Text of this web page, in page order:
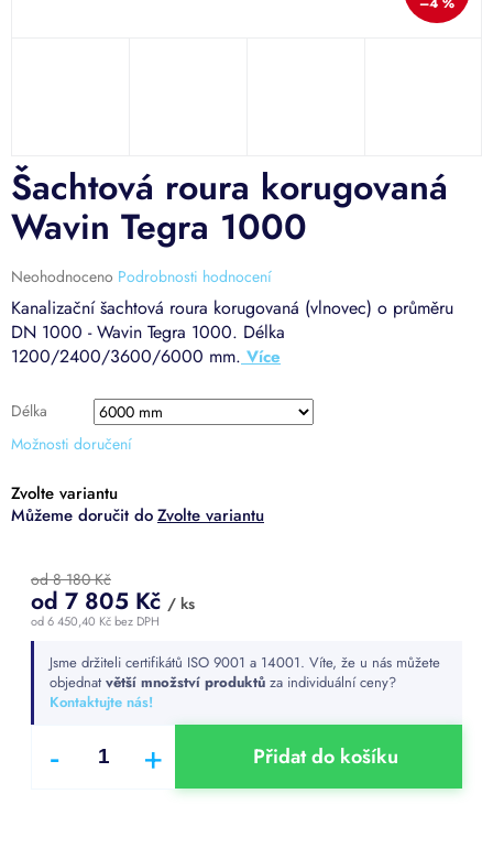
Délka
Možnosti doručení
Kanalizační šachtová roura korugovaná (vlnovec) o průměru
DN 1000 - Wavin Tegra 1000. Délka
1200/2400/3600/6000 mm.
Šachtová roura korugovaná
Wavin Tegra 1000
Průměrné
hodnocení
produktu
je
0,0
5
hvězdiček.
Neohodnoceno Podrobnosti hodnocení
Zvolte variantu
Zvolte variantu
od 8 180 Kč
od 7 805 Kč / ks
od6 450,40 Kčbez DPH
cena:Jsme držiteli certifikátů ISO 9001 a 14001. Víte, že u nás můžete
objednat větší množství produktů za individuální ceny?
Kontaktujte nás!
Přidat do košíku